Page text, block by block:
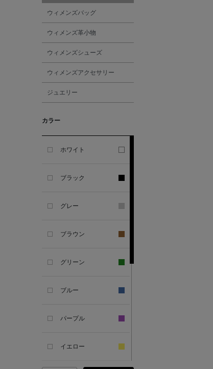
AKIKO OGAWA.
ALBERT THURSTON
SANDAL
ウィメンズバッグ
ウィメンズ革小物
ウィメンズシューズ
ウィメンズアクセサリー
ジュエリー
カラー
ホワイト
ブラック
グレー
ブラウン
グリーン
ブルー
パープル
イエロー